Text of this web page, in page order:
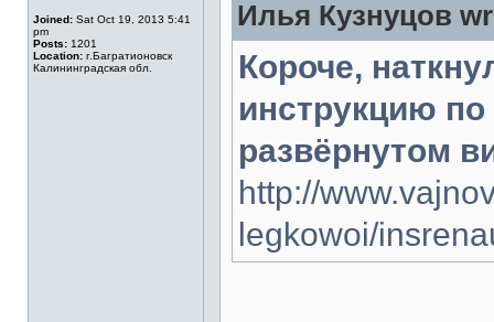
Joined: Sat Oct 19, 2013 5:41
pm
Posts: 1201
Location: г.Багратионовск
Калининградская обл.
Илья Кузнуцов
Короче,
инструкцию
развёрнутом
http://
legkowoi/